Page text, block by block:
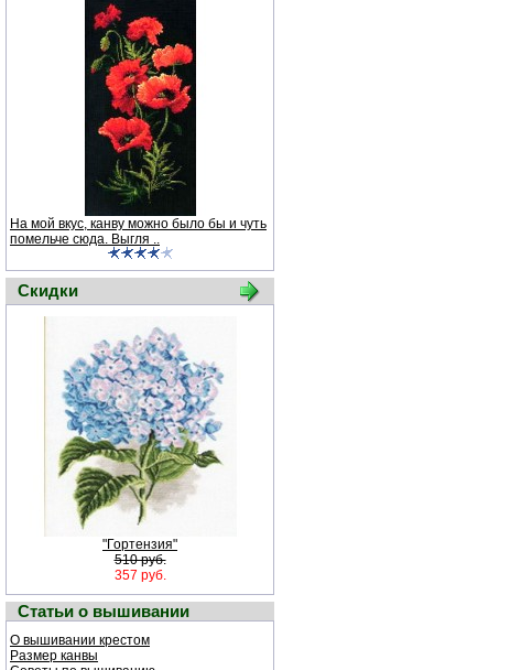
На мой вкус, канву можно было бы и чуть
помельче сюда. Выгля ..
Скидки
"Гортензия"
510 руб.
357 руб.
Статьи о вышивании
О вышивании крестом
Размер канвы